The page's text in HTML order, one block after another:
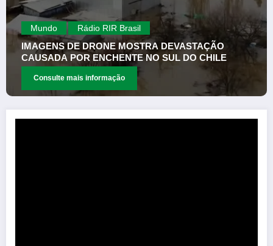
DEVASTAÇÃO
NO SUL DO CHILE
IMA Brasil
PSDB OFICIALIZA
CANDIDATO AO
Consulte mais informação